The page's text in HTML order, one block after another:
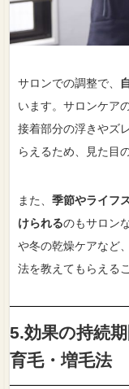
サロンでの調整で、
います。サロンケア
接着部分の浮きやズ
らえるため、見た目
また、季節やライフ
けられるのもサロン
や冬の乾燥ケアなど
法を教えてもらえる
5.効果の持続
育毛・増毛法